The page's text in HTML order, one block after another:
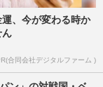
、今が変わる時か
ん
合同会社デジタルファーム )